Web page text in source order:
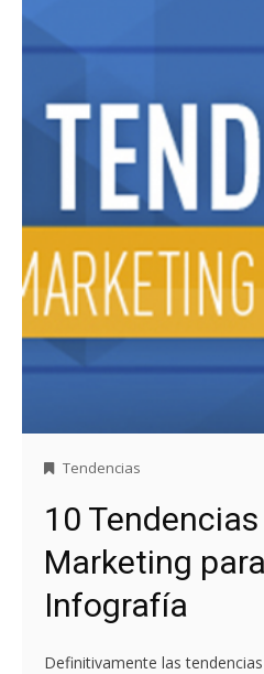
Tendencias
10
Marketing
Infografía
Definitivamente las